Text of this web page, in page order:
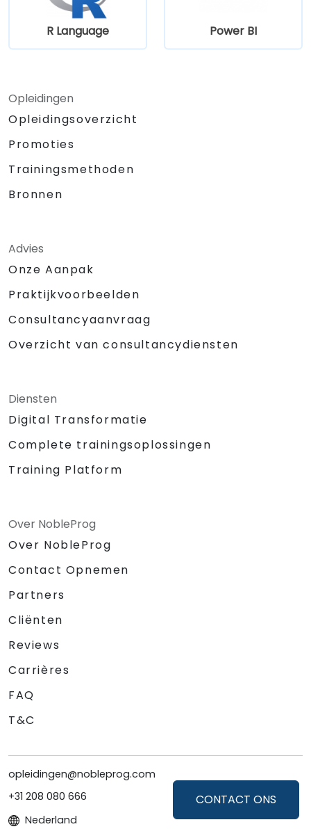
CONTACT ONS
R Language Power BI
Opleidingen
Opleidingsoverzicht
Promoties
Trainingsmethoden
Bronnen
Advies
Onze Aanpak
Praktijkvoorbeelden
Consultancyaanvraag
Overzicht van consultancydiensten
Diensten
Digital Transformatie
Complete trainingsoplossingen
Training Platform
Over NobleProg
Over NobleProg
Contact Opnemen
Partners
Cliënten
Reviews
Carrières
FAQ
T&C
opleidingen@nobleprog.com
+31 208 080 666
Nederland